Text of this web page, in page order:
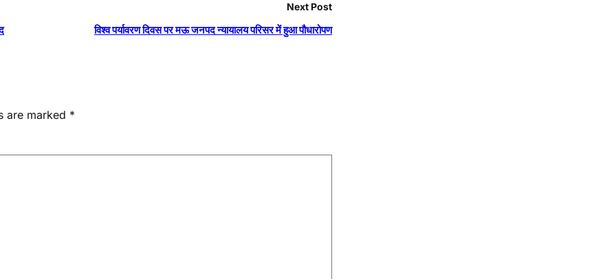
Next Post
विश्व पर्यावरण दिवस पर मऊ जनपद न्यायालय परिसर में हुआ पौधारोपण
are marked *